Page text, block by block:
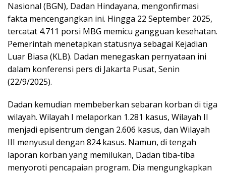
n
s
p
i
r
a
s
i
Nasional (BGN), Dadan Hindayana, mengonfirmasi
fakta mencengangkan ini. Hingga 22 September 2025,
tercatat 4.711 porsi MBG memicu gangguan kesehatan.
Pemerintah menetapkan statusnya sebagai Kejadian
Luar Biasa (KLB). Dadan menegaskan pernyataan ini
dalam konferensi pers di Jakarta Pusat, Senin
(22/9/2025).
Dadan kemudian membeberkan sebaran korban di tiga
wilayah. Wilayah I melaporkan 1.281 kasus, Wilayah II
menjadi episentrum dengan 2.606 kasus, dan Wilayah
III menyusul dengan 824 kasus. Namun, di tengah
laporan korban yang memilukan, Dadan tiba-tiba
menyoroti pencapaian program. Dia mengungkapkan